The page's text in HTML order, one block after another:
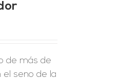
de más de
seno de la